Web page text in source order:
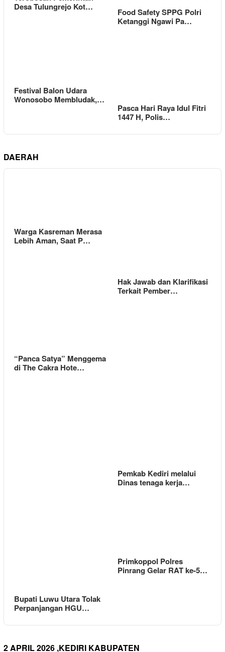
Desa Tulungrejo Kot…
Food Safety SPPG Polri
Ketanggi Ngawi Pa…
Festival Balon Udara
Wonosobo Membludak,…
Pasca Hari Raya Idul Fitri
1447 H, Polis…
DAERAH
Warga Kasreman Merasa
Lebih Aman, Saat P…
Hak Jawab dan Klarifikasi
Terkait Pember…
“Panca Satya” Menggema
di The Cakra Hote…
Pemkab Kediri melalui
Dinas tenaga kerja…
Bupati Luwu Utara Tolak
Perpanjangan HGU…
Primkoppol Polres
Pinrang Gelar RAT ke-5…
2 APRIL 2026 ,KEDIRI KABUPATEN